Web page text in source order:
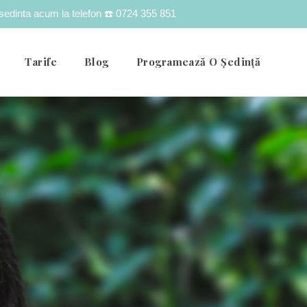
acum la telefon ☎️ 0724 355 851
Tarife Blog Programează O Ședință